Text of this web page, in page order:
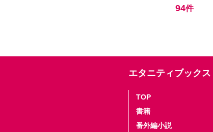
94件
エタニティブックス
TOP
書籍
番外編小説